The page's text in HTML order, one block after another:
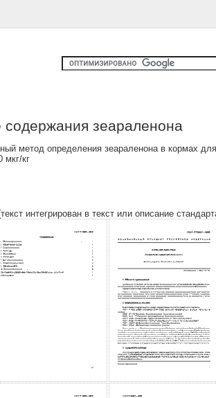
зеараленона
метод определения зеараленона в кормах
мкг/кг
интегрирован в текст или описание